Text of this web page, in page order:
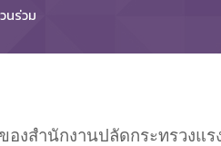
นร่วม
องสำนักงานปลัดกระทรวงแ